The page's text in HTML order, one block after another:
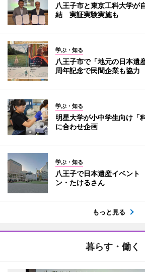
八王子市と東京工科大学が
結 実証実験実施も
学ぶ・知る
八王子市で「地元の日本
周年記念で民間企業も協力
学ぶ・知る
明星大学が小中学生向け
に合わせ企画
学ぶ・知る
八王子で日本遺産イベン
ン・たけるさん
もっと見る
暮らす・働く